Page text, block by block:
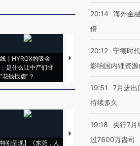
｜HYROX的吸金
是什么让中产们甘
花钱找虐”？
马航飞行员跨国走私7万
粒摇头丸 尿检体内含3种
特别呈现】《东莞，人
【推广】走进第四届链博
会，让数智科技“链”接产
20:14 海外金
倍
20:12 宁德时
影响国内锂资
19:51
7月进出
持续多久
19:18
央行7月
过7600万盎司